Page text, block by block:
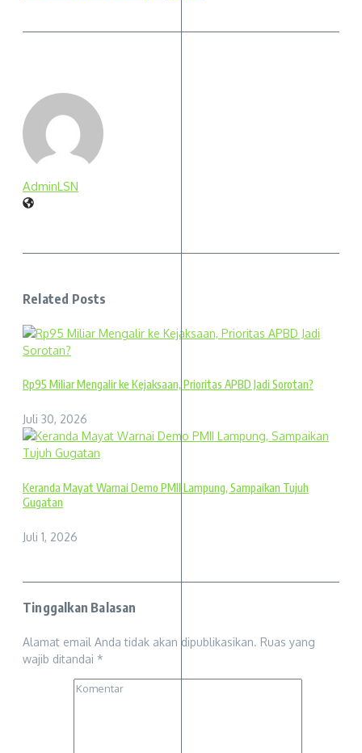
AdminLSN
Related Posts
Rp95 Miliar Mengalir ke Kejaksaan, Prioritas APBD Jadi Sorotan?
Juli 30, 2026
Keranda Mayat Warnai Demo PMII Lampung, Sampaikan Tujuh
Gugatan
Juli 1, 2026
Tinggalkan Balasan
Alamat email Anda tidak akan dipublikasikan. Ruas yang
wajib ditandai *